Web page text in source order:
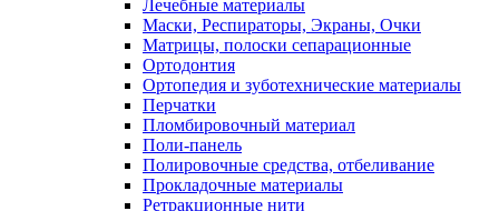
Лечебные материалы
Маски, Респираторы, Экраны, Очки
Матрицы, полоски сепарационные
Ортодонтия
Ортопедия и зуботехнические материалы
Перчатки
Пломбировочный материал
Поли-панель
Полировочные средства, отбеливание
Прокладочные материалы
Ретракционные нити